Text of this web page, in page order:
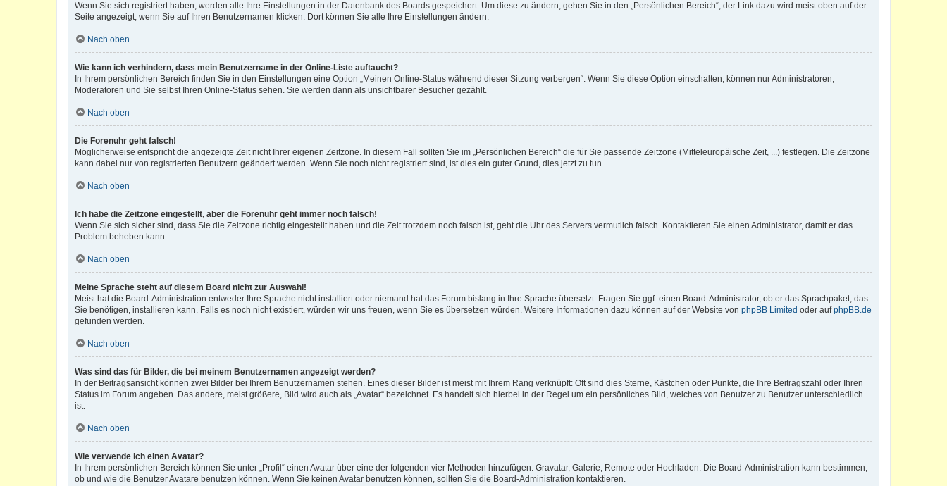
Wenn Sie sich registriert haben, werden alle Ihre Einstellungen in der Datenbank des Boards gespeichert. Um diese zu ändern, gehen Sie in den „Persönlichen Bereich“; der Link dazu wird meist oben auf der
Seite angezeigt, wenn Sie auf Ihren Benutzernamen klicken. Dort können Sie alle Ihre Einstellungen ändern.
Nach oben
Wie kann ich verhindern, dass mein Benutzername in der Online-Liste auftaucht?
In Ihrem persönlichen Bereich finden Sie in den Einstellungen eine Option „Meinen Online-Status während dieser Sitzung verbergen“. Wenn Sie diese Option einschalten, können nur Administratoren,
Moderatoren und Sie selbst Ihren Online-Status sehen. Sie werden dann als unsichtbarer Besucher gezählt.
Nach oben
Die Forenuhr geht falsch!
Möglicherweise entspricht die angezeigte Zeit nicht Ihrer eigenen Zeitzone. In diesem Fall sollten Sie im „Persönlichen Bereich“ die für Sie passende Zeitzone (Mitteleuropäische Zeit, ...) festlegen. Die Zeitzone
kann dabei nur von registrierten Benutzern geändert werden. Wenn Sie noch nicht registriert sind, ist dies ein guter Grund, dies jetzt zu tun.
Nach oben
Ich habe die Zeitzone eingestellt, aber die Forenuhr geht immer noch falsch!
Wenn Sie sich sicher sind, dass Sie die Zeitzone richtig eingestellt haben und die Zeit trotzdem noch falsch ist, geht die Uhr des Servers vermutlich falsch. Kontaktieren Sie einen Administrator, damit er das
Problem beheben kann.
Nach oben
Meine Sprache steht auf diesem Board nicht zur Auswahl!
Meist hat die Board-Administration entweder Ihre Sprache nicht installiert oder niemand hat das Forum bislang in Ihre Sprache übersetzt. Fragen Sie ggf. einen Board-Administrator, ob er das Sprachpaket, das
Sie benötigen, installieren kann. Falls es noch nicht existiert, würden wir uns freuen, wenn Sie es übersetzen würden. Weitere Informationen dazu können auf der Website von phpBB Limited oder aufphpBB.de
gefunden werden.
Nach oben
Was sind das für Bilder, die bei meinem Benutzernamen angezeigt werden?
In der Beitragsansicht können zwei Bilder bei Ihrem Benutzernamen stehen. Eines dieser Bilder ist meist mit Ihrem Rang verknüpft: Oft sind dies Sterne, Kästchen oder Punkte, die Ihre Beitragszahl oder Ihren
Status im Forum angeben. Das andere, meist größere, Bild wird auch als „Avatar“ bezeichnet. Es handelt sich hierbei in der Regel um ein persönliches Bild, welches von Benutzer zu Benutzer unterschiedlich
ist.
Nach oben
Wie verwende ich einen Avatar?
In Ihrem persönlichen Bereich können Sie unter „Profil“ einen Avatar über eine der folgenden vier Methoden hinzufügen: Gravatar, Galerie, Remote oder Hochladen. Die Board-Administration kann bestimmen,
ob und wie die Benutzer Avatare benutzen können. Wenn Sie keinen Avatar benutzen können, sollten Sie die Board-Administration kontaktieren.